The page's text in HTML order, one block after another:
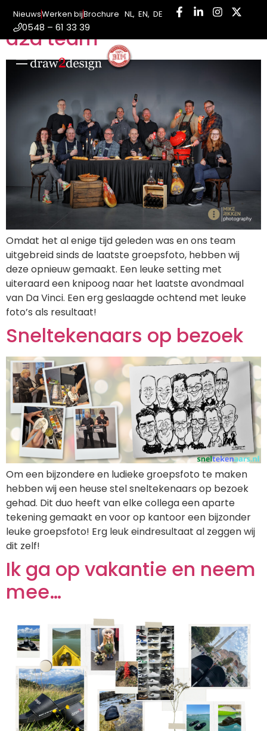
NieuwsWerken bijBrochureNL,EN,DE
0548 – 61 33 39
Fotoshoot met het hele
d2d team
Omdat het al enige tijd geleden was en ons team
uitgebreid sinds de laatste groepsfoto, hebben wij
deze opnieuw gemaakt. Een leuke setting met
uiteraard een knipoog naar het laatste avondmaal
van Da Vinci. Een erg geslaagde ochtend met leuke
foto’s als resultaat!
Sneltekenaars op bezoek
Om een bijzondere en ludieke groepsfoto te maken
hebben wij een heuse stel sneltekenaars op bezoek
gehad. Dit duo heeft van elke collega een aparte
tekening gemaakt en voor op kantoor een bijzonder
leuke groepsfoto! Erg leuk eindresultaat al zeggen wij
dit zelf!
Ik ga op vakantie en neem
mee…